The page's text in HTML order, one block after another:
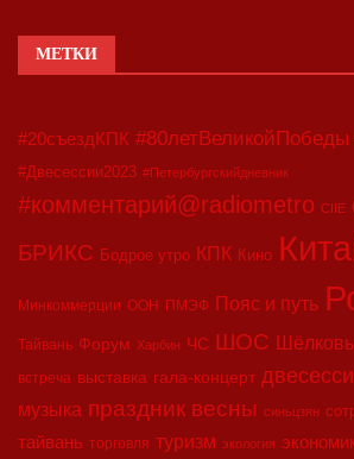
МЕТКИ
#20съездКПК #80летВеликойПобеды
#Двесессии2023 #Петербургскийдневник
#комментарий@radiometro CIIE
БРИКС Бодрое утро КПК Кино
Минкоммерции ООН ПМЭФ Пояс и путь
Тайвань Форум Харбин ЧС ШОС
встреча выставка гала-концерт
музыка праздник весны синьцзян
тайвань торговля туризм экология